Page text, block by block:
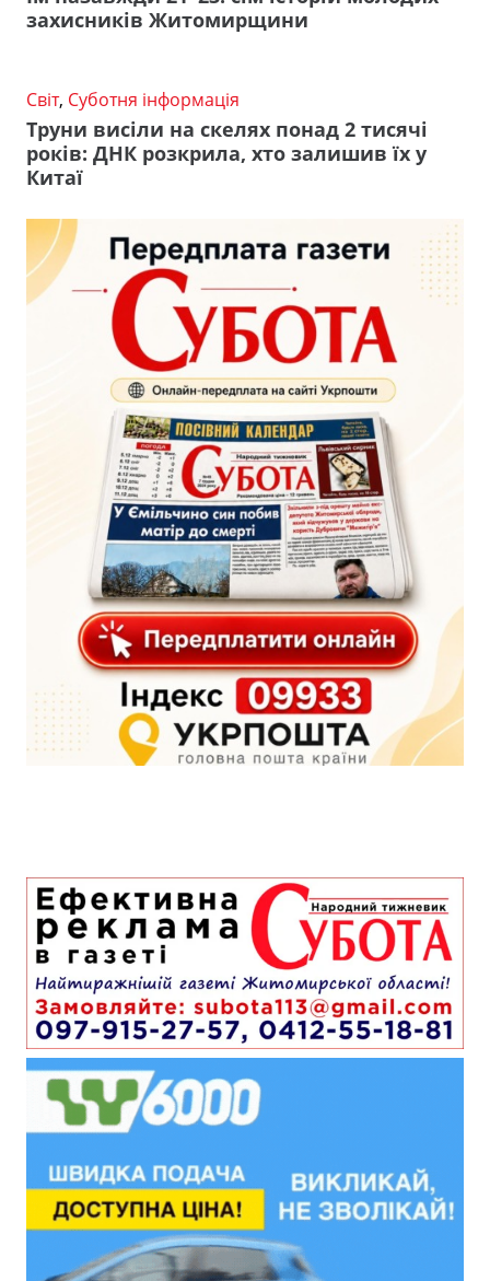
захисників Житомирщини
Світ, Суботня інформація
Труни висіли на скелях понад 2 тисячі
років: ДНК розкрила, хто залишив їх у
Китаї